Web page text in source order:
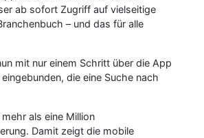
ab sofort Zugriff auf vielseitige
– und das für alle
mit nur einem Schritt über die App
die eine Suche nach
als eine Million
Damit zeigt die mobile